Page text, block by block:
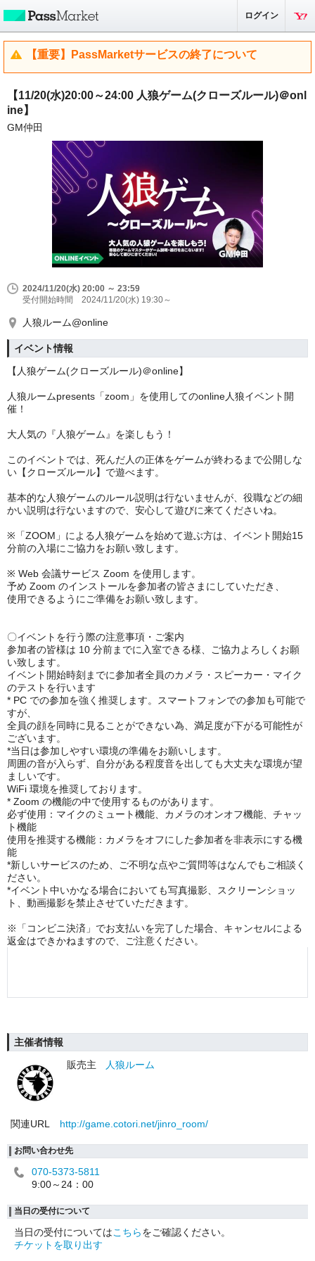
ログイン
【重要】PassMarketサービスの終了について
【11/20(水)20:00～24:00 人狼ゲーム(クローズルール)＠onl
ine】
GM仲田
2024/11/20(水) 20:00 ～ 23:59
受付開始時間 2024/11/20(水) 19:30～
人狼ルーム@online
イベント情報
【人狼ゲーム(クローズルール)＠online】
人狼ルームpresents「zoom」を使用してのonline人狼イベント開
催！
大人気の『人狼ゲーム』を楽しもう！
このイベントでは、死んだ人の正体をゲームが終わるまで公開しな
い【クローズルール】で遊べます。
基本的な人狼ゲームのルール説明は行ないませんが、役職などの細
かい説明は行ないますので、安心して遊びに来てくださいね。
※「ZOOM」による人狼ゲームを始めて遊ぶ方は、イベント開始15
分前の入場にご協力をお願い致します。
※ Web 会議サービス Zoom を使用します。
予め Zoom のインストールを参加者の皆さまにしていただき、
使用できるようにご準備をお願い致します。
〇イベントを行う際の注意事項・ご案内
参加者の皆様は 10 分前までに入室できる様、ご協力よろしくお願
い致します。
イベント開始時刻までに参加者全員のカメラ・スピーカー・マイク
のテストを行います
* PC での参加を強く推奨します。スマートフォンでの参加も可能で
すが、
全員の顔を同時に見ることができない為、満足度が下がる可能性が
ございます。
*当日は参加しやすい環境の準備をお願いします。
周囲の音が入らず、自分がある程度音を出しても大丈夫な環境が望
ましいです。
WiFi 環境を推奨しております。
* Zoom の機能の中で使用するものがあります。
必ず使用：マイクのミュート機能、カメラのオンオフ機能、チャッ
ト機能
使用を推奨する機能：カメラをオフにした参加者を非表示にする機
能
*新しいサービスのため、ご不明な点やご質問等はなんでもご相談く
ださい。
*イベント中いかなる場合においても写真撮影、スクリーンショッ
ト、動画撮影を禁止させていただきます。
※「コンビニ決済」でお支払いを完了した場合、キャンセルによる
返金はできかねますので、ご注意ください。
主催者情報
販売主
人狼ルーム
関連URL http://game.cotori.net/jinro_room/
お問い合わせ先
070-5373-5811
9:00～24：00
当日の受付について
当日の受付についてはこちらをご確認ください。
チケットを取り出す